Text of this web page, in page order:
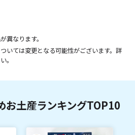
異なります。
いては変更となる可能性がございます。詳
。
お土産ランキングTOP10